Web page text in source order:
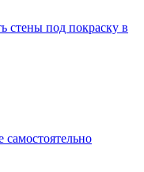
стены под покраску в
самостоятельно